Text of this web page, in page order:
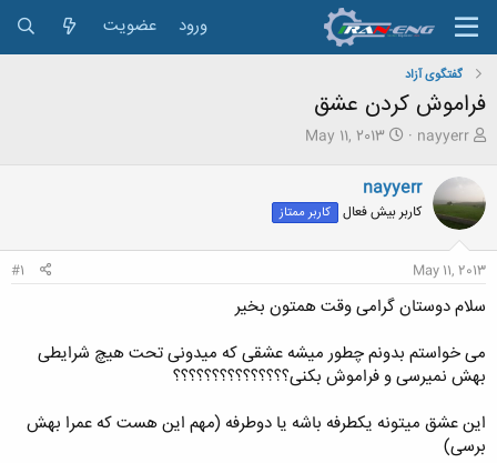
ورود عضویت
گفتگوی آزاد
فراموش کردن عشق
ش
و
ع
ک
ن
ن
د
ه
م
ض
و
nayyerr
ت
ی
خ
ر
ع
May 11, 2013
nayyerr
کاربر بیش فعال کاربر ممتاز
May 11, 2013
#1
سلام دوستان گرامی وقت همتون بخیر
می خواستم بدونم چطور میشه عشقی که میدونی تحت هیچ شرایطی
بهش نمیرسی و فراموش بکنی؟؟؟؟؟؟؟؟؟؟؟؟؟؟؟
این عشق میتونه یکطرفه باشه یا دوطرفه (مهم این هست که عمرا بهش
برسی)